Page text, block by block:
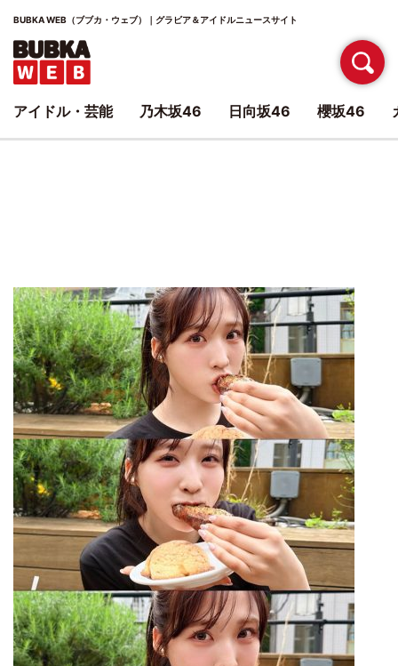
BUBKA WEB（ブブカ・ウェブ）｜グラビア＆アイドルニュースサイト
アイドル・芸能 乃木坂46 日向坂46 櫻坂46